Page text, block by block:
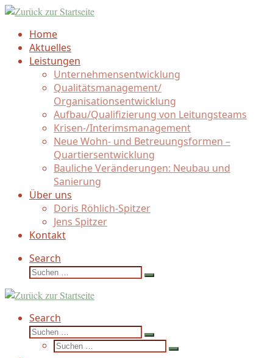
Zum
springen
Home
Aktuelles
Leistungen
Unternehmensentwicklung
Qualitätsmanagement/
Organisationsentwicklung
Aufbau/Qualifizierung von Leitungsteams
Krisen-/Interimsmanagement
Neue Wohn- und Betreuungsformen –
Quartiersentwicklung
Bauliche Veränderungen: Neubau und
Sanierung
Über uns
Doris Röhlich-Spitzer
Jens Spitzer
Kontakt
Search
Suche
Suchen …
Search
Suche
Suchen …
Suche
Suchen …